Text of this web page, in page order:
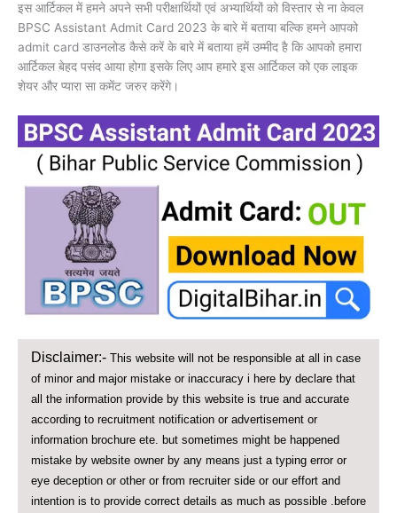
इस आर्टिकल में हमने अपने सभी परीक्षार्थियों एवं अभ्यार्थियों को विस्तार से ना केवल
BPSC Assistant Admit Card 2023 के बारे में बताया बल्कि हमने आपको
admit card डाउनलोड कैसे करें के बारे में बताया हमें उम्मीद है कि आपको हमारा
आर्टिकल बेहद पसंद आया होगा इसके लिए आप हमारे इस आर्टिकल को एक लाइक
शेयर और प्यारा सा कमेंट जरुर करेंगे।
Disclaimer:-This website will not be responsible at all in case
of minor and major mistake or inaccuracy i here by declare that
all the information provide by this website is true and accurate
according to recruitment notification or advertisement or
information brochure ete. but sometimes might be happened
mistake by website owner by any means just a typing error or
eye deception or other or from recruiter side or our effort and
intention is to provide correct details as much as possible .before